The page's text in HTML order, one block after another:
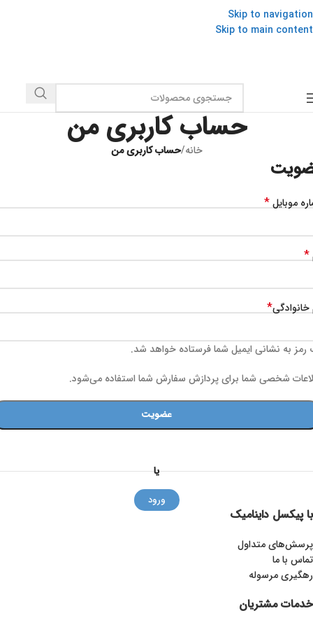
Skip to navigation
Skip to main content
حساب کاربری من
خانه/حساب کاربری من
موبایل*
*
خانوادگی*
به نشانی ایمیل شما فرستاده خواهد شد.
شخصی شما برای پردازش سفارش شما استفاده می‌شود.
عضویت
یا
ورود
با پیکسل داینامیک
پرسش‌های متداول
تماس با ما
رهگیری مرسوله
خدمات مشتریان